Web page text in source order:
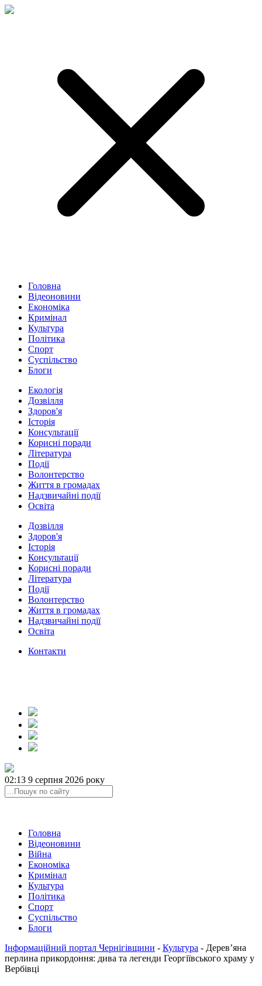
Головна
Відеоновини
Економіка
Кримінал
Культура
Політика
Спорт
Суспільство
Блоги
Екологія
Дозвілля
Здоров'я
Історія
Консультації
Корисні поради
Література
Події
Волонтерство
Життя в громадах
Надзвичайні події
Освіта
Дозвілля
Здоров'я
Історія
Консультації
Корисні поради
Література
Події
Волонтерство
Життя в громадах
Надзвичайні події
Освіта
Контакти
02:13 9 серпня 2026 року
Головна
Відеоновини
Війна
Економіка
Кримінал
Культура
Політика
Спорт
Суспільство
Блоги
Інформаційний портал Чернігівщини - Культура - Дерев’яна
перлина прикордоння: дива та легенди Георгіївського храму у
Вербівці